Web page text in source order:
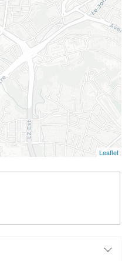
Leaflet